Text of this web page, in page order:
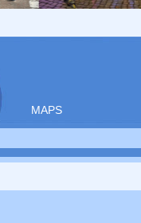
MAPS